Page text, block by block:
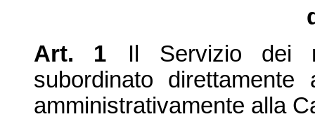
Art. 1
Il Servizio dei
subordinato
amministrativamente alla